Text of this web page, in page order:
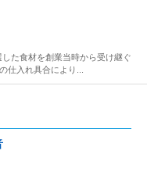
た食材を創業当時から受け継ぐ
仕入れ具合により...